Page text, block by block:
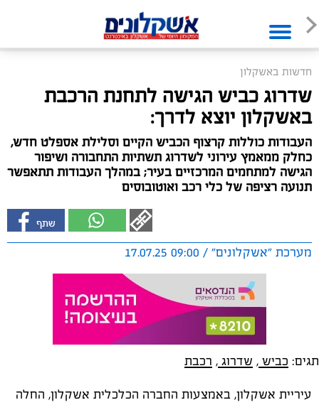
חדשות באשקלון
שדרוג כביש הגישה לתחנת הרכבת
באשקלון יוצא לדרך:
העבודות כוללות קרצוף הכביש הקיים וסלילת אספלט חדש,
כחלק ממאמץ עירוני לשדרוג תשתיות התחבורה ושיפור
הגישה למתחמים המרכזיים בעיר; במהלך העבודות תתאפשר
תנועה רציפה של כלי רכב ואוטובוסים
מערכת "אשקלונים" / 09:00 17.07.25
תגים: כביש , שדרוג , רכבת
עיריית אשקלון, באמצעות החברה הכלכלית אשקלון, החלה